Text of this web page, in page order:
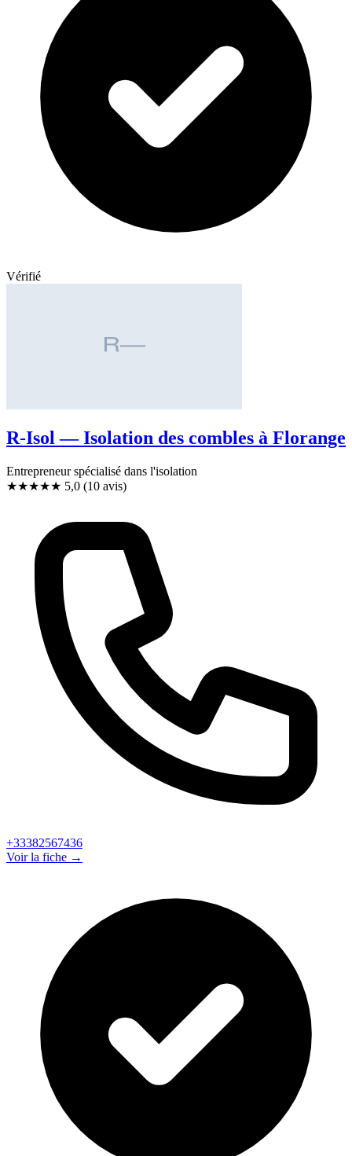
Vérifié
R-Isol — Isolation des combles à Florange
Entrepreneur spécialisé dans l'isolation
★★★★★ 5,0 (10 avis)
+33382567436
Voir la fiche →